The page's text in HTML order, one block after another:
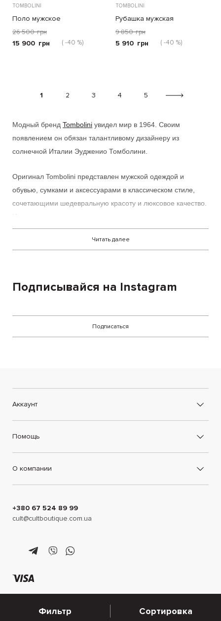
Фильтр Сортировка
TOMBOLINI
Поло мужское
26 500 грн
15 900 грн ( -40 %)
TOMBOLINI
Рубашка мужская
9 850 грн
5 910 грн ( -40 %)
1 2 3 4 5
Модный бренд Tombolini увидел мир в 1964. Своим
появлением он обязан талантливому дизайнеру из
солнечной Италии Эудженио Томболини.
Оригинал Tombolini представлен мужской одеждой и
обувью, сумками и аксессуарами в классическом стиле,
сочетающими шедевральную красоту и люксовое качество.
Характерные черты:
лаконичная элегантность;
традициям, креативный подход и практичность.Tombolini в
поможет создать стильный образ мужчины,
пиджаки, верхняя одежда, обувь, сумки и головные уборы
идеально подойдут для повседневных аутфитов.
Читать далее
Подписывайся на Instagram
Подписаться
Аккаунт
Помощь
О компании
+380 67 524 89 99
cult@cultboutique.com.ua